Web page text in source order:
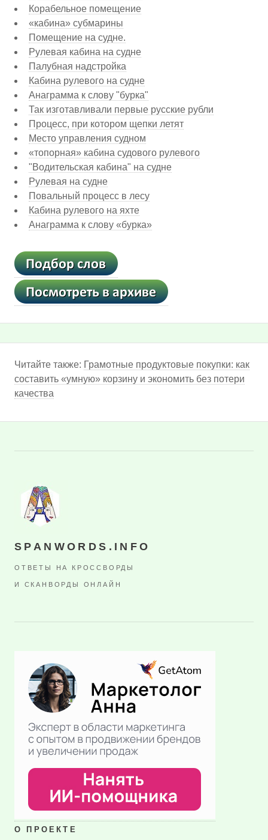
Корабельное помещение
«кабина» субмарины
Помещение на судне.
Рулевая кабина на судне
Палубная надстройка
Кабина рулевого на судне
Анаграмма к слову "бурка"
Так изготавливали первые русские рубли
Процесс, при котором щепки летят
Место управления судном
«топорная» кабина судового рулевого
"Водительская кабина" на судне
Рулевая на судне
Повальный процесс в лесу
Кабина рулевого на яхте
Анаграмма к слову «бурка»
Читайте также: Грамотные продуктовые покупки: как
составить «умную» корзину и экономить без потери
качества
SPANWORDS.INFO
ОТВЕТЫ НА КРОССВОРДЫ
И СКАНВОРДЫ ОНЛАЙН
О ПРОЕКТЕ